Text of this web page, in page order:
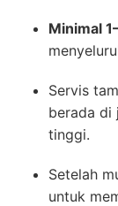
Minimal
Servis
berada di
tinggi.
Setelah
untuk